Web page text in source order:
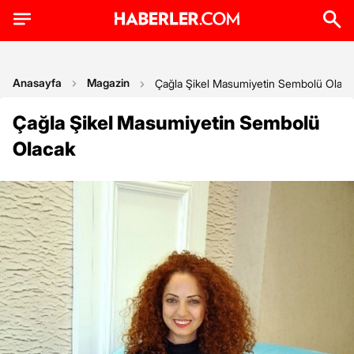
Anasayfa Magazin Çağla Şikel Masumiyetin Sembolü
Çağla Şikel Masumiyetin Sembolü
Olacak